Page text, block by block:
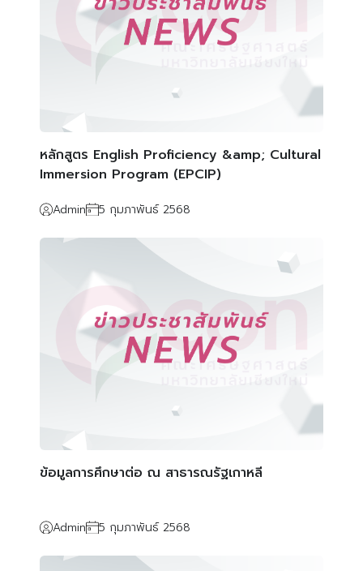
หลักสูตร English Proficiency &amp; Cultural
Immersion Program (EPCIP)
Admin 5 กุมภาพันธ์ 2568
ข้อมูลการศึกษาต่อ ณ สาธารณรัฐเกาหลี
Admin 5 กุมภาพันธ์ 2568